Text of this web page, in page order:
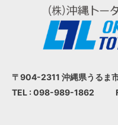
〒904-2311 沖縄県うるま
TEL : 098-989-1862